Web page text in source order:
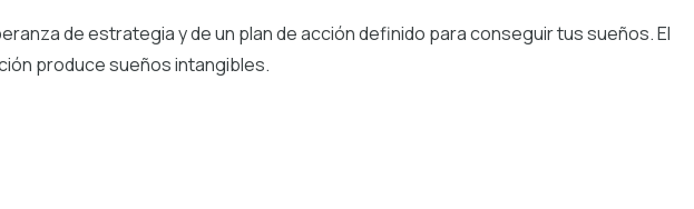
de estrategia y de un plan de acción definido para conseguir tus sueños. El
produce sueños intangibles.